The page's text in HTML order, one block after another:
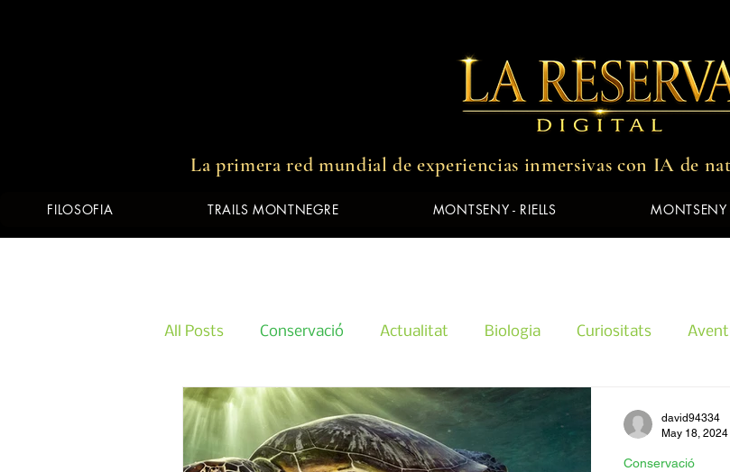
La primera red mundial de experiencias inmersivas con IA de
FILOSOFIA TRAILS MONTNEGRE MONTSENY - RIELLS MONTSENY
All Posts Conservació Actualitat Biologia Curiositats
Conservació
david94334
May 18, 2024